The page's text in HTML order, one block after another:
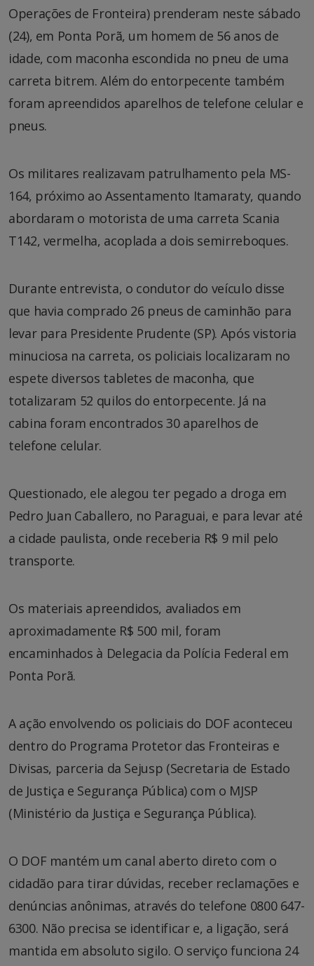
Operações de Fronteira) prenderam neste sábado
(24), em Ponta Porã, um homem de 56 anos de
idade, com maconha escondida no pneu de uma
carreta bitrem. Além do entorpecente também
foram apreendidos aparelhos de telefone celular e
pneus.
Os militares realizavam patrulhamento pela MS-
164, próximo ao Assentamento Itamaraty, quando
abordaram o motorista de uma carreta Scania
T142, vermelha, acoplada a dois semirreboques.
Durante entrevista, o condutor do veículo disse
que havia comprado 26 pneus de caminhão para
levar para Presidente Prudente (SP). Após vistoria
minuciosa na carreta, os policiais localizaram no
espete diversos tabletes de maconha, que
totalizaram 52 quilos do entorpecente. Já na
cabina foram encontrados 30 aparelhos de
telefone celular.
Questionado, ele alegou ter pegado a droga em
Pedro Juan Caballero, no Paraguai, e para levar até
a cidade paulista, onde receberia R$ 9 mil pelo
transporte.
Os materiais apreendidos, avaliados em
aproximadamente R$ 500 mil, foram
encaminhados à Delegacia da Polícia Federal em
Ponta Porã.
A ação envolvendo os policiais do DOF aconteceu
dentro do Programa Protetor das Fronteiras e
Divisas, parceria da Sejusp (Secretaria de Estado
de Justiça e Segurança Pública) com o MJSP
(Ministério da Justiça e Segurança Pública).
O DOF mantém um canal aberto direto com o
cidadão para tirar dúvidas, receber reclamações e
denúncias anônimas, através do telefone 0800 647-
6300. Não precisa se identificar e, a ligação, será
mantida em absoluto sigilo. O serviço funciona 24